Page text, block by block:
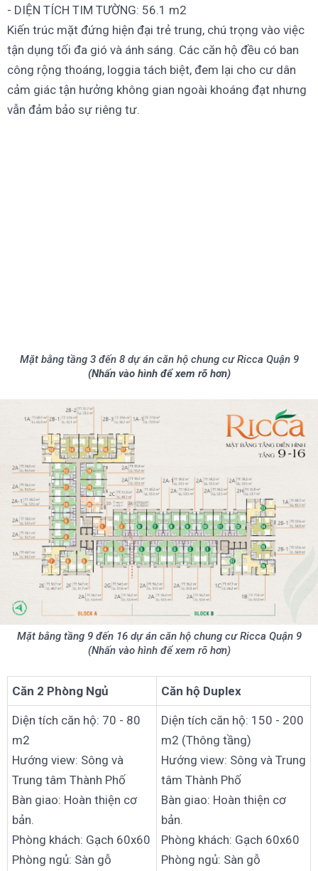
- DIỆN TÍCH TIM TƯỜNG: 56.1 m2
Kiến trúc mặt đứng hiện đại trẻ trung, chú trọng vào việc
tận dụng tối đa gió và ánh sáng. Các căn hộ đều có ban
công rộng thoáng, loggia tách biệt, đem lại cho cư dân
cảm giác tận hưởng không gian ngoài khoáng đạt nhưng
vẫn đảm bảo sự riêng tư.
Mặt bằng tầng 3 đến 8 dự án căn hộ chung cư Ricca Quận 9
(Nhấn vào hình để xem rõ hơn)
Mặt bằng tầng 9 đến 16 dự án căn hộ chung cư Ricca Quận 9
(Nhấn vào hình để xem rõ hơn)
Căn 2 Phòng Ngủ Căn hộ Duplex
Diện tích căn hộ: 70 - 80
m2
Hướng view: Sông và
Trung tâm Thành Phố
Bàn giao: Hoàn thiện cơ
bản.
Phòng khách: Gạch 60x60
Phòng ngủ: Sàn gỗ
Diện tích căn hộ: 150 - 200
m2 (Thông tầng)
Hướng view: Sông và Trung
tâm Thành Phố
Bàn giao: Hoàn thiện cơ
bản.
Phòng khách: Gạch 60x60
Phòng ngủ: Sàn gỗ